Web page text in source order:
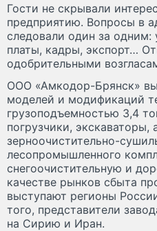
Гости не скрывали
предприятию. Вопросы в
следовали один за одним:
платы, кадры, экспорт…
одобрительными
ООО «Амкодор-Брянск»
моделей и модификаций
грузоподъемностью 3,4
погрузчики, экскаваторы,
зерноочистительно-
лесопромышленного
снегоочистительную и
качестве рынков сбыта
выступают регионы
того, представители
на Сирию и Иран.